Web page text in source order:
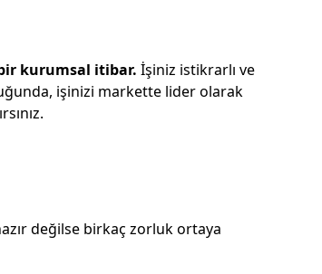
kurumsal itibar. İşiniz istikrarlı ve
işinizi markette lider olarak
değilse birkaç zorluk ortaya